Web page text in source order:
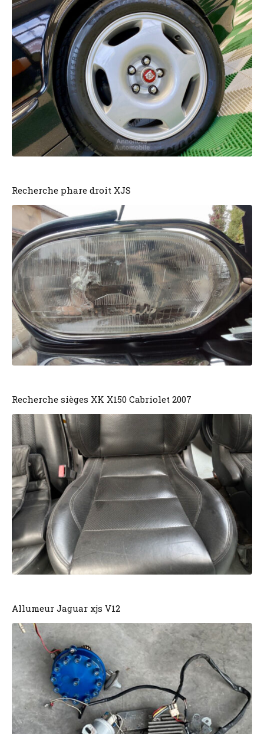
Recherche phare droit XJS
Recherche sièges XK X150 Cabriolet 2007
Allumeur Jaguar xjs V12